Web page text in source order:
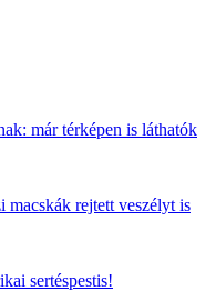
már térképen is láthatók
macskák rejtett veszélyt is
sertéspestis!